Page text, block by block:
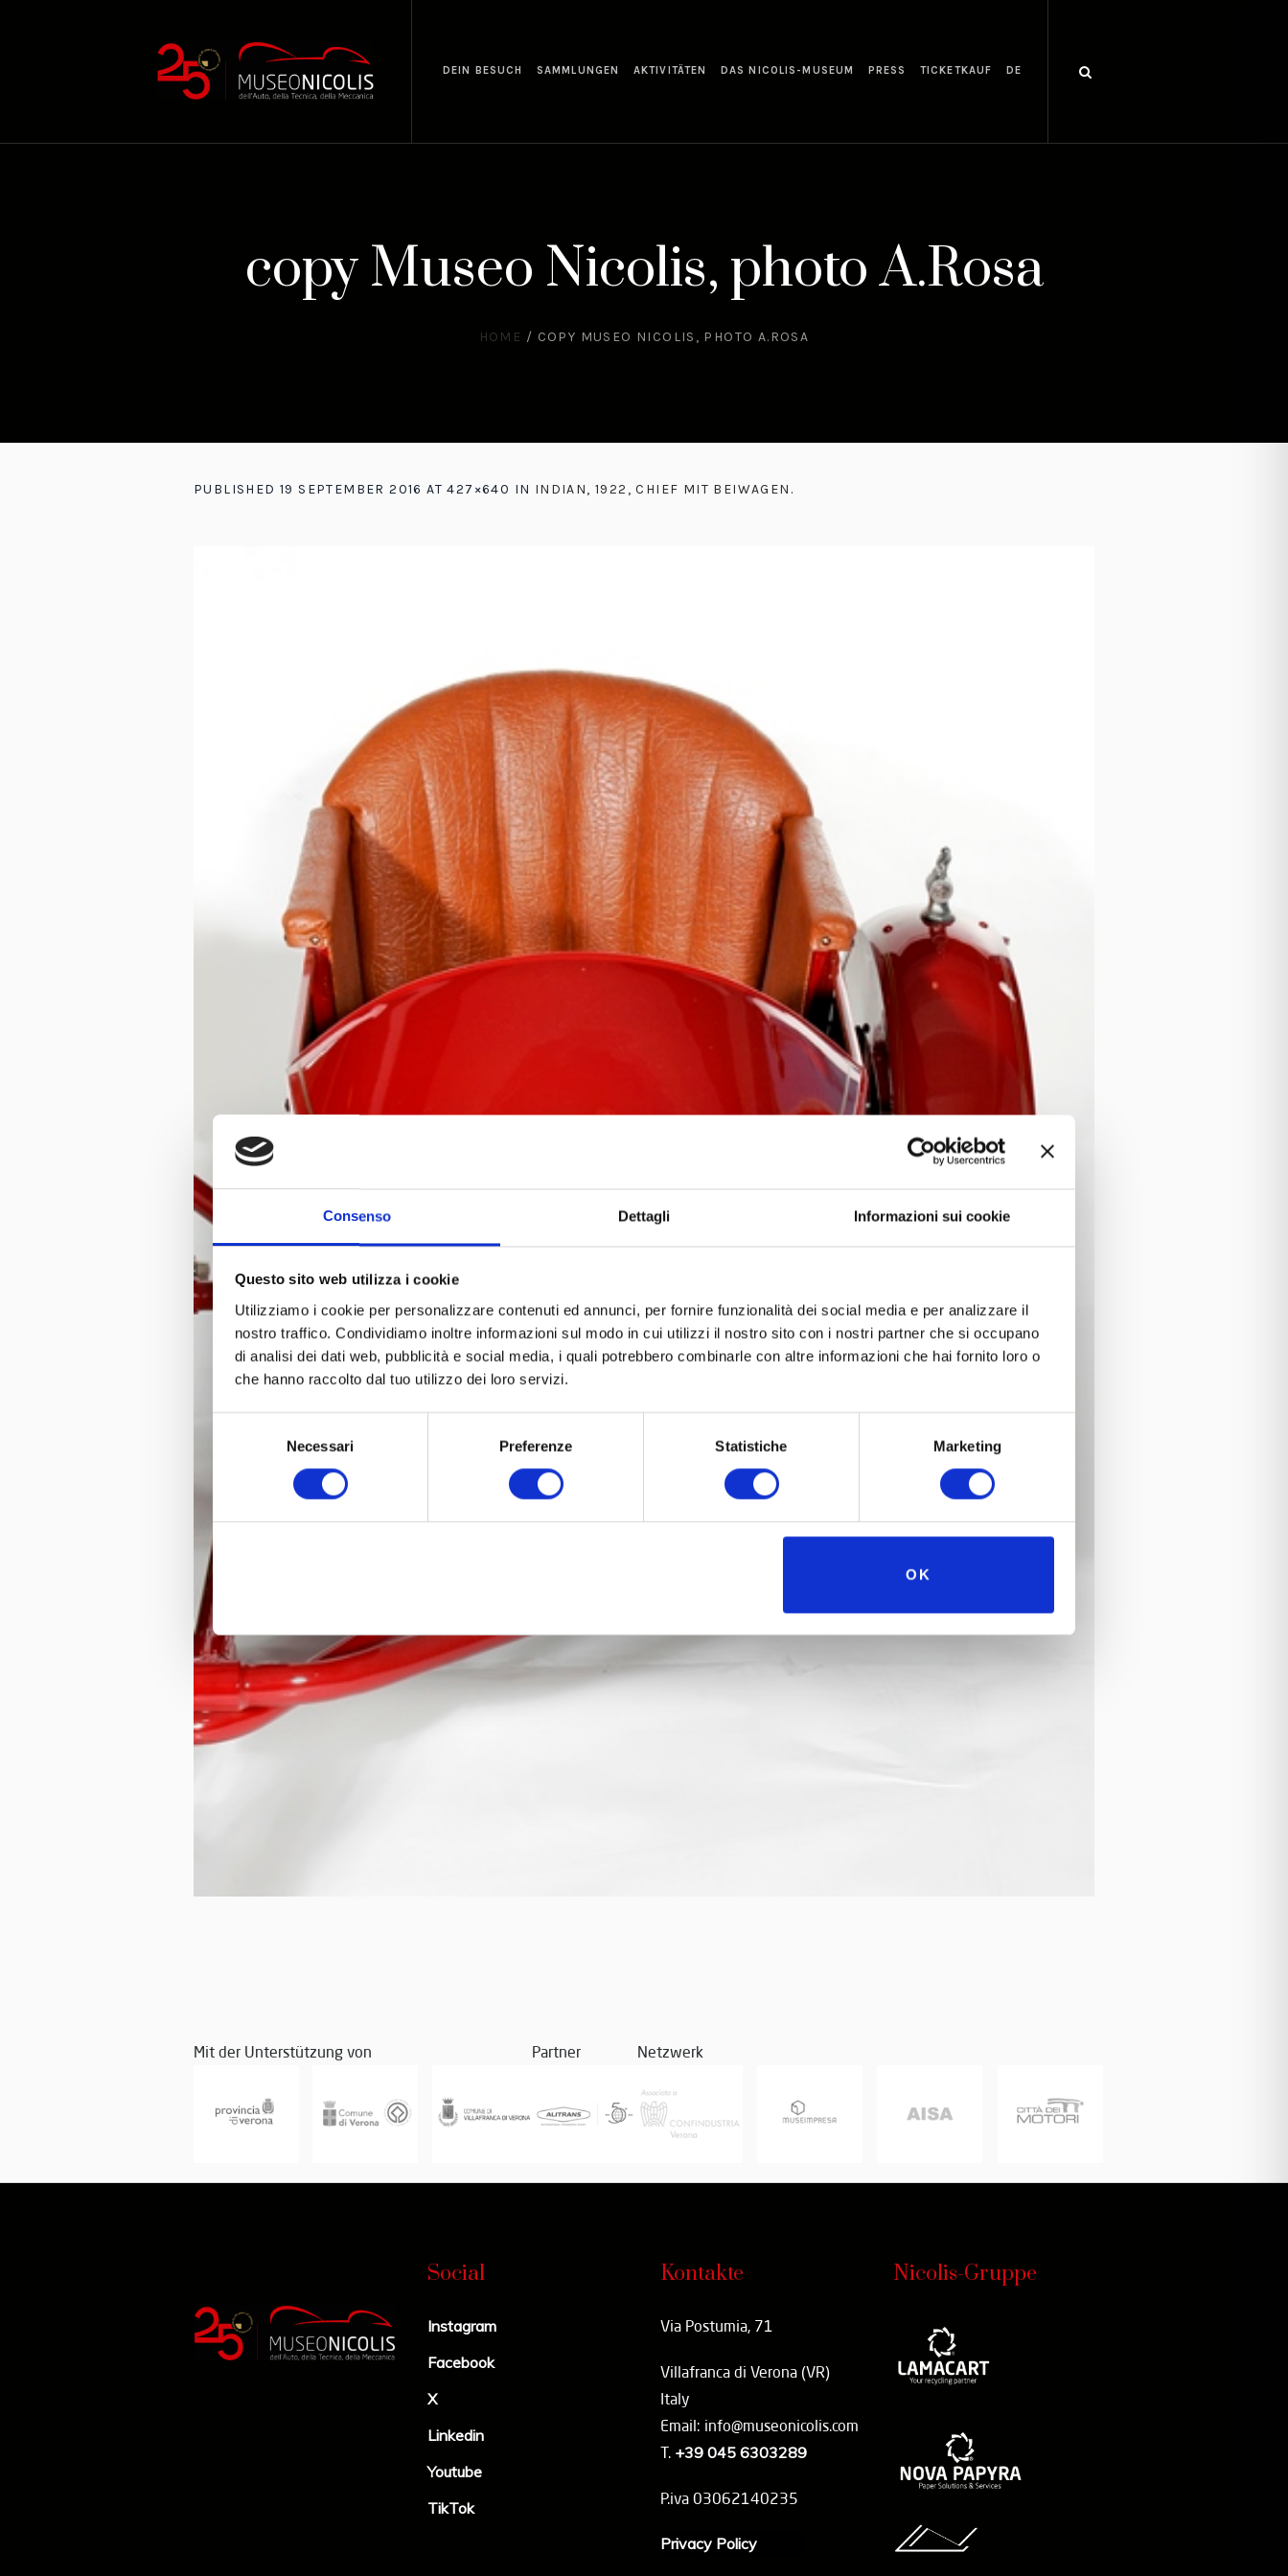
Consenso Dettagli Informazioni sui cookie
Questo sito web utilizza i cookie
Utilizziamo i cookie per personalizzare contenuti ed annunci, per fornire funzionalità dei social media e per analizzare il
nostro traffico. Condividiamo inoltre informazioni sul modo in cui utilizzi il nostro sito con i nostri partner che si occupano
di analisi dei dati web, pubblicità e social media, i quali potrebbero combinarle con altre informazioni che hai fornito loro o
che hanno raccolto dal tuo utilizzo dei loro servizi.
Necessari Preferenze Statistiche Marketing
OK
DEIN BESUCH SAMMLUNGEN AKTIVITÄTEN DAS NICOLIS-MUSEUM PRESS TICKETKAUF DE
copy Museo Nicolis, photo A.Rosa
HOME / COPY MUSEO NICOLIS, PHOTO A.ROSA
PUBLISHED 19 SEPTEMBER 2016 AT 427×640 IN INDIAN, 1922, CHIEF MIT BEIWAGEN .
Mit der Unterstützung von Partner Netzwerk
Social
Instagram
Facebook
X
Linkedin
Youtube
TikTok
Kontakte
Via Postumia, 71
Villafranca di Verona (VR)
Italy
Email: info@museonicolis.com
T. +39 045 6303289
P.iva 03062140235
Privacy Policy
Nicolis-Gruppe